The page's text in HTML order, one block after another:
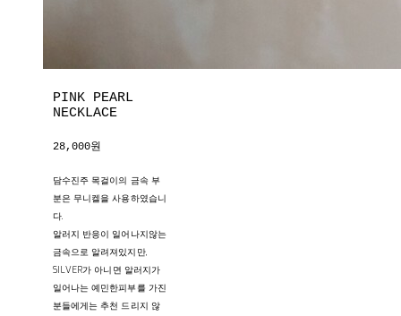
PINK PEARL
NECKLACE
28,000원
담수진주 목걸이의 금속 부
분은 무니켈을 사용하였습니
다.
알러지 반응이 일어나지않는
금속으로 알려져있지만,
SILVER가 아니면 알러지가
일어나는 예민한피부를 가진
분들에게는 추천 드리지 않